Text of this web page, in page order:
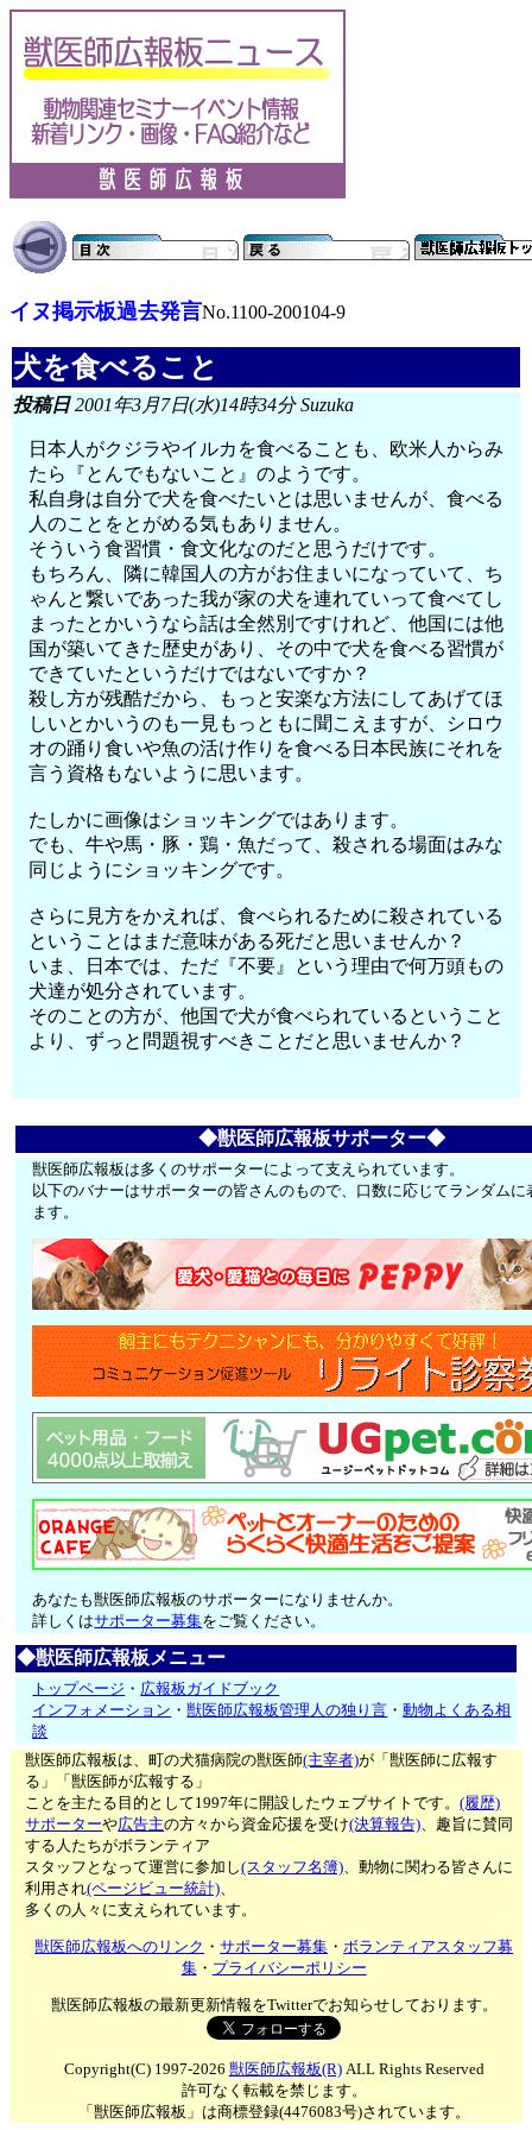
イヌ掲示板過去発言No.1100-200104-9
犬を食べること
投稿日2001年3月7日(水)14時34分 Suzuka
日本人がクジラやイルカを食べることも、欧米人からみ
たら『とんでもないこと』のようです。
私自身は自分で犬を食べたいとは思いませんが、食べる
人のことをとがめる気もありません。
そういう食習慣・食文化なのだと思うだけです。
もちろん、隣に韓国人の方がお住まいになっていて、ち
ゃんと繋いであった我が家の犬を連れていって食べてし
まったとかいうなら話は全然別ですけれど、他国には他
国が築いてきた歴史があり、その中で犬を食べる習慣が
できていたというだけではないですか？
殺し方が残酷だから、もっと安楽な方法にしてあげてほ
しいとかいうのも一見もっともに聞こえますが、シロウ
オの踊り食いや魚の活け作りを食べる日本民族にそれを
言う資格もないように思います。
たしかに画像はショッキングではあります。
でも、牛や馬・豚・鶏・魚だって、殺される場面はみな
同じようにショッキングです。
さらに見方をかえれば、食べられるために殺されている
ということはまだ意味がある死だと思いませんか？
いま、日本では、ただ『不要』という理由で何万頭もの
犬達が処分されています。
そのことの方が、他国で犬が食べられているということ
より、ずっと問題視すべきことだと思いませんか？
◆獣医師広報板サポーター◆
獣医師広報板は多くのサポーターによって支えられています。
以下のバナーはサポーターの皆さんのもので、口数に応じてランダムに
ます。
あなたも獣医師広報板のサポーターになりませんか。
詳しくはサポーター募集をご覧ください。
◆獣医師広報板メニュー
トップページ ・ 広報板ガイドブック
インフォメーション ・獣医師広報板管理人の独り言 ・動物よくある相
談
獣医師広報板は、町の犬猫病院の獣医師(主宰者)が「獣医師に広報す
る」「獣医師が広報する」
ことを主たる目的として1997年に開設したウェブサイトです。(履歴)
サポーターや広告主の方々から資金応援を受け(決算報告)、趣旨に賛同
する人たちがボランティア
スタッフとなって運営に参加し(スタッフ名簿)、動物に関わる皆さんに
利用され(ページビュー統計)、
多くの人々に支えられています。
獣医師広報板へのリンク ・サポーター募集 ・ボランティアスタッフ募
集・ プライバシーポリシー
獣医師広報板の最新更新情報をTwitterでお知らせしております。
Copyright(C) 1997-2026 獣医師広報板(R)ALL Rights Reserved
許可なく転載を禁じます。
「獣医師広報板」は商標登録(4476083号)されています。